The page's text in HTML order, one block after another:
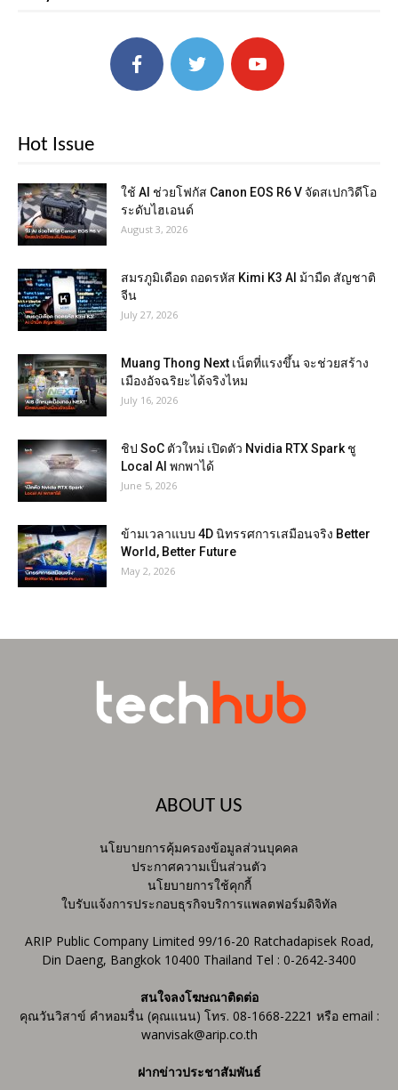
Hot Issue
ใช้ AI ช่วยโฟกัส Canon EOS R6 V จัดสเปกวิดีโอ
ระดับไฮเอนด์
August 3, 2026
สมรภูมิเดือด ถอดรหัส Kimi K3 AI ม้ามืด สัญชาติ
จีน
July 27, 2026
Muang Thong Next เน็ตที่แรงขึ้น จะช่วยสร้าง
เมืองอัจฉริยะได้จริงไหม
July 16, 2026
ชิป SoC ตัวใหม่ เปิดตัว Nvidia RTX Spark ชู
Local AI พกพาได้
June 5, 2026
ข้ามเวลาแบบ 4D นิทรรศการเสมือนจริง Better
World, Better Future
May 2, 2026
ABOUT US
นโยบายการคุ้มครองข้อมูลส่วนบุคคล
ประกาศความเป็นส่วนตัว
นโยบายการใช้คุกกี้
ใบรับแจ้งการประกอบธุรกิจบริการแพลตฟอร์มดิจิทัล
ARIP Public Company Limited 99/16-20 Ratchadapisek Road,
Din Daeng, Bangkok 10400 Thailand Tel : 0-2642-3400
สนใจลงโฆษณาติดต่อ
คุณวันวิสาข์ คำหอมรื่น (คุณแนน) โทร. 08-1668-2221 หรือ email :
wanvisak@arip.co.th
ฝากข่าวประชาสัมพันธ์